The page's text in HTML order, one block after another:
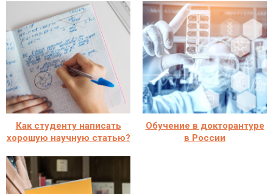
Как студенту написать
хорошую научную статью?
Обучение в докторантуре
в России